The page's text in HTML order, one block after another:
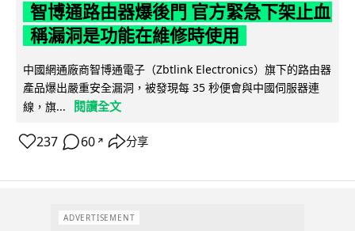
智博通路由器爆後門 官方緊急下架止血
稱漏洞是功能在維修時使用
中國網通廠商智博通電子（Zbtlink Electronics）旗下的路由器
產品爆出嚴重安全漏洞，被發現每 35 秒便會與中國伺服器連
線，旗...
閱讀全文
237 60 ↗ 分享
ADVERTISEMENT